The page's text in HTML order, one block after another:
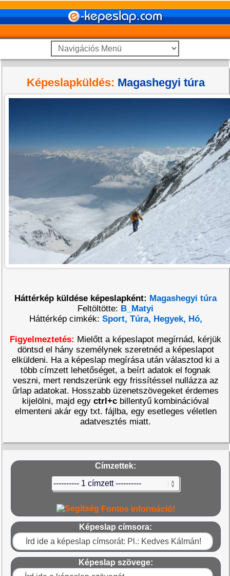
Képeslapküldés: Magashegyi túra
Háttérkép küldése képeslapként: Magashegyi túra
Feltöltötte: B_Matyi
Háttérkép cimkék: Sport, Túra, Hegyek, Hó,
Figyelmeztetés: Mielőtt a képeslapot megírnád, kérjük
döntsd el hány személynek szeretnéd a képeslapot
elküldeni. Ha a képeslap megírása után választod ki a
több címzett lehetőséget, a beírt adatok el fognak
veszni, mert rendszerünk egy frissítéssel nullázza az
űrlap adatokat. Hosszabb üzenetszövegeket érdemes
kijelölni, majd egyctrl+c billentyű kombinációval
elmenteni akár egy txt. fájlba, egy esetleges véletlen
adatvesztés miatt.
Címzettek:
Fontos információ!
Képeslap címsora:
Képeslap szövege: